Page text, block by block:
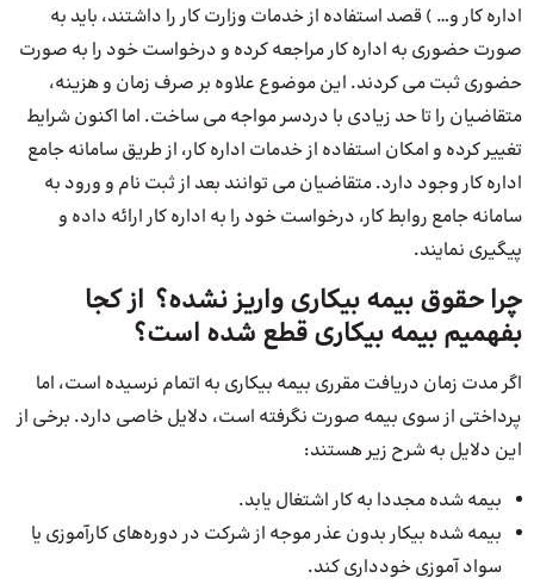
اداره کار و… ) قصد استفاده از خدمات وزارت کار را داشتند، باید به
صورت حضوری به اداره کار مراجعه کرده و درخواست خود را به صورت
حضوری ثبت می کردند. این موضوع علاوه بر صرف زمان و هزینه،
متقاضیان را تا حد زیادی با دردسر مواجه می ساخت. اما اکنون شرایط
تغییر کرده و امکان استفاده از خدمات اداره کار، از طریق سامانه جامع
اداره کار وجود دارد. متقاضیان می توانند بعد از ثبت نام و ورود به
سامانه جامع روابط کار، درخواست خود را به اداره کار ارائه داده و
پیگیری نمایند.
چرا حقوق بیمه بیکاری واریز نشده؟ از کجا
بفهمیم بیمه بیکاری قطع شده است؟
اگر مدت زمان دریافت مقرری بیمه بیکاری به اتمام نرسیده است، اما
پرداختی از سوی بیمه صورت نگرفته است، دلایل خاصی دارد. برخی از
این دلایل به شرح زیر هستند:
بیمه شده مجددا به کار اشتغال یابد.
بیمه شده بیکار بدون عذر موجه از شرکت در دوره‌های کارآموزی یا
سواد آموزی خودداری کند.